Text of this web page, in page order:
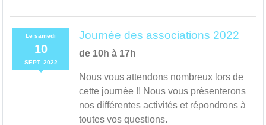
Lesamedi
10
SEPT. 2022
Journée des associations 2022
de 10h à 17h
Nous vous attendons nombreux lors de
cette journée !! Nous vous présenterons
nos différentes activités et répondrons à
toutes vos questions.